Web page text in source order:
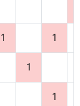
1 1
1
1